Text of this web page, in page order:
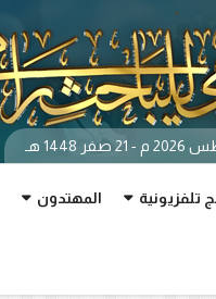
تلفزيونية المهتدون